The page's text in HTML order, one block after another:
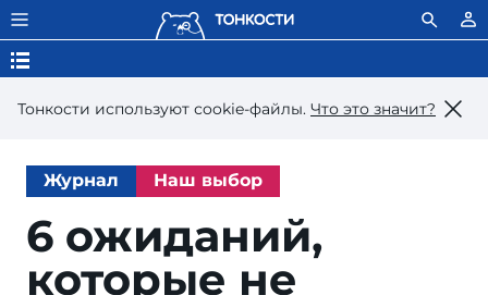
Тонкости используют сookie-файлы. Что это значит?
Журнал Наш выбор
6 ожиданий,
которые не